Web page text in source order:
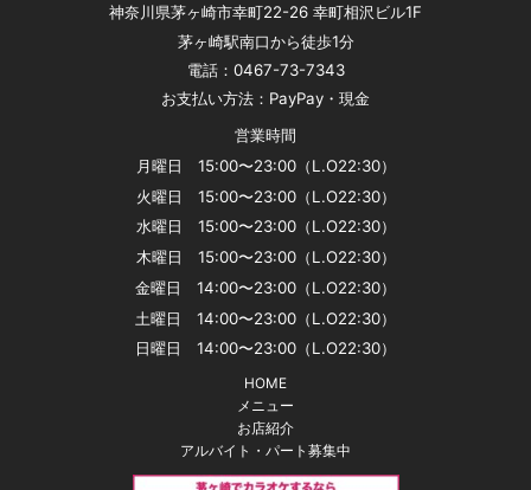
神奈川県茅ヶ崎市幸町22-26 幸町相沢ビル1F
茅ヶ崎駅南口から徒歩1分
電話：0467-73-7343
お支払い方法：PayPay・現金
営業時間
月曜日 15:00〜23:00（L.O22:30）
火曜日 15:00〜23:00（L.O22:30）
水曜日 15:00〜23:00（L.O22:30）
木曜日 15:00〜23:00（L.O22:30）
金曜日 14:00〜23:00（L.O22:30）
土曜日 14:00〜23:00（L.O22:30）
日曜日 14:00〜23:00（L.O22:30）
HOME
メニュー
お店紹介
アルバイト・パート募集中